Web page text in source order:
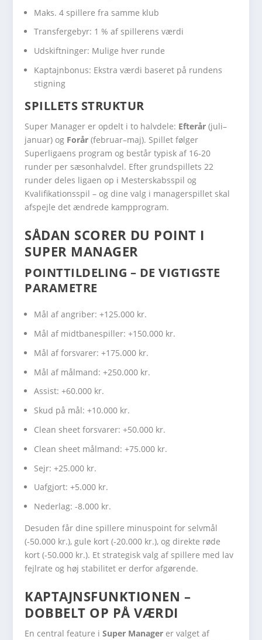
Maks. 4 spillere fra samme klub
Transfergebyr: 1 % af spillerens værdi
Udskiftninger: Mulige hver runde
Kaptajnbonus: Ekstra værdi baseret på rundens
stigning
SPILLETS STRUKTUR
Super Manager er opdelt i to halvdele: Efterår (juli–
januar) og Forår (februar–maj). Spillet følger
Superligaens program og består typisk af 16-20
runder per sæsonhalvdel. Efter grundspillets 22
runder deles ligaen op i Mesterskabsspil og
Kvalifikationsspil – og dine valg i managerspillet skal
afspejle det ændrede kampprogram.
SÅDAN SCORER DU POINT I
SUPER MANAGER
POINTTILDELING – DE VIGTIGSTE
PARAMETRE
Mål af angriber: +125.000 kr.
Mål af midtbanespiller: +150.000 kr.
Mål af forsvarer: +175.000 kr.
Mål af målmand: +250.000 kr.
Assist: +60.000 kr.
Skud på mål: +10.000 kr.
Clean sheet forsvarer: +50.000 kr.
Clean sheet målmand: +75.000 kr.
Sejr: +25.000 kr.
Uafgjort: +5.000 kr.
Nederlag: -8.000 kr.
Desuden får dine spillere minuspoint for selvmål
(-50.000 kr.), gule kort (-20.000 kr.), og direkte røde
kort (-50.000 kr.). Et strategisk valg af spillere med lav
fejlrate og høj stabilitet er derfor afgørende.
KAPTAJNSFUNKTIONEN –
DOBBELT OP PÅ VÆRDI
En central feature iSuper Manager er valget af